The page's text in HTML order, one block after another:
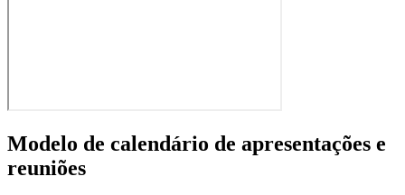
Modelo de calendário de apresentações e
reuniões